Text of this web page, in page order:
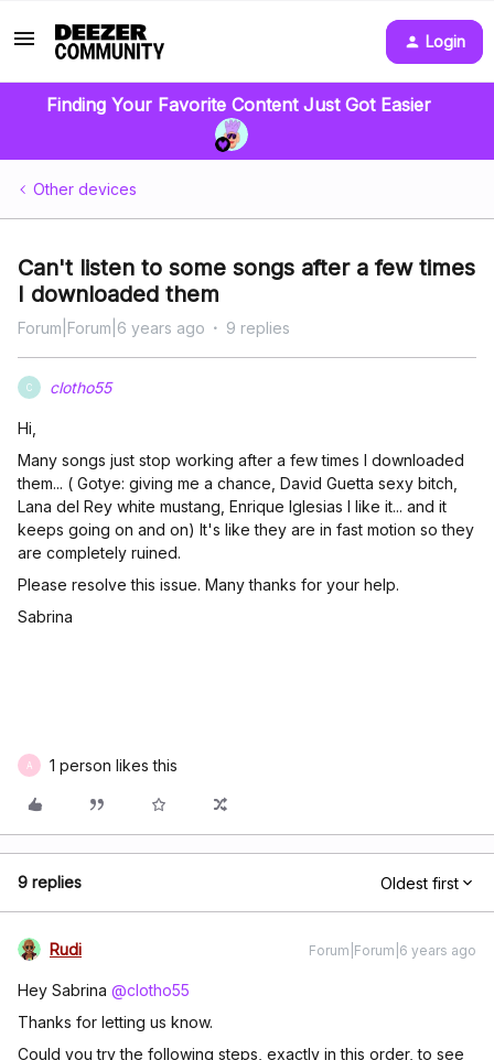
Login
Finding Your Favorite Content Just Got Easier
Other devices
Can't listen to some songs after a few times
I downloaded them
Forum|Forum|6 years ago 9 replies
C clotho55
Hi,
Many songs just stop working after a few times I downloaded
them... ( Gotye: giving me a chance, David Guetta sexy bitch,
Lana del Rey white mustang, Enrique Iglesias I like it... and it
keeps going on and on) It's like they are in fast motion so they
are completely ruined.
Please resolve this issue. Many thanks for your help.
Sabrina
A 1 person likes this
9 replies Oldest first
Rudi Forum|Forum|6 years ago
Hey Sabrina @clotho55
Thanks for letting us know.
Could you try the following steps, exactly in this order, to see